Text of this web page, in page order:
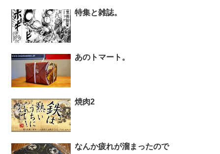
特集と雑誌。
あのトマート。
焼肉2
なんか疲れが溜まったので